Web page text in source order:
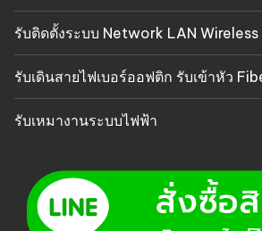
รับติดตั้งระบบ Network LAN Wireless
รับเดินสายไฟเบอร์ออฟติก รับเข้าหัว
รับเหมางานระบบไฟฟ้า